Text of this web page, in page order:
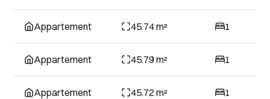
Appartement 45.74 m² 1
Appartement 45.79 m² 1
Appartement 45.72 m² 1